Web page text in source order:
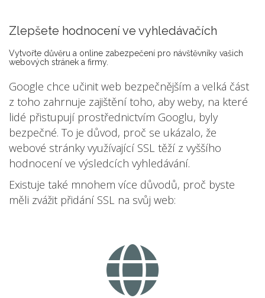
Zlepšete hodnocení ve vyhledávačích
Vytvořte důvěru a online zabezpečení pro návštěvníky vašich
webových stránek a firmy.
Google chce učinit web bezpečnějším a velká část
z toho zahrnuje zajištění toho, aby weby, na které
lidé přistupují prostřednictvím Googlu, byly
bezpečné. To je důvod, proč se ukázalo, že
webové stránky využívající SSL těží z vyššího
hodnocení ve výsledcích vyhledávání.
Existuje také mnohem více důvodů, proč byste
měli zvážit přidání SSL na svůj web: